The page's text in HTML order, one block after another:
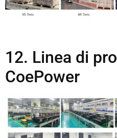
12. Linea di
CoePower